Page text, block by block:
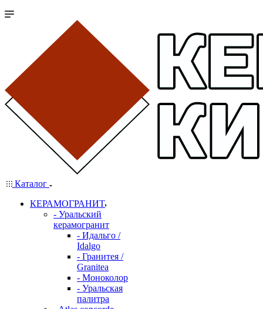
Каталог
КЕРАМОГРАНИТ
- Уральский
керамогранит
- Идальго /
Idalgo
- Гранитея /
Granitea
- Моноколор
- Уральская
палитра